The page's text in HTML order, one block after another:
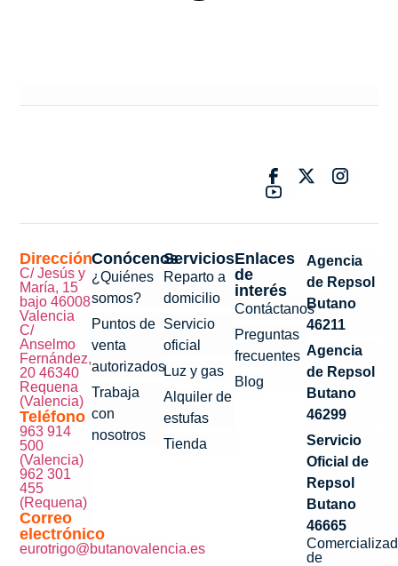
Dirección
C/ Jesús y
María, 15
bajo 46008
Valencia
C/
Anselmo
Fernández,
20 46340
Requena
(Valencia)
Teléfono
963 914
500
(Valencia)
962 301
455
(Requena)
Correo
electrónico
eurotrigo@butanovalencia.es
Conócenos
¿Quiénes
somos?
Puntos de
venta
autorizados
Trabaja
con
nosotros
Servicios
Reparto a
domicilio
Servicio
oficial
Luz y gas
Alquiler de
estufas
Tienda
Enlaces
de
interés
Contáctanos
Preguntas
frecuentes
Blog
Agencia
de Repsol
Butano
46211
Agencia
de Repsol
Butano
46299
Servicio
Oficial de
Repsol
Butano
46665
de